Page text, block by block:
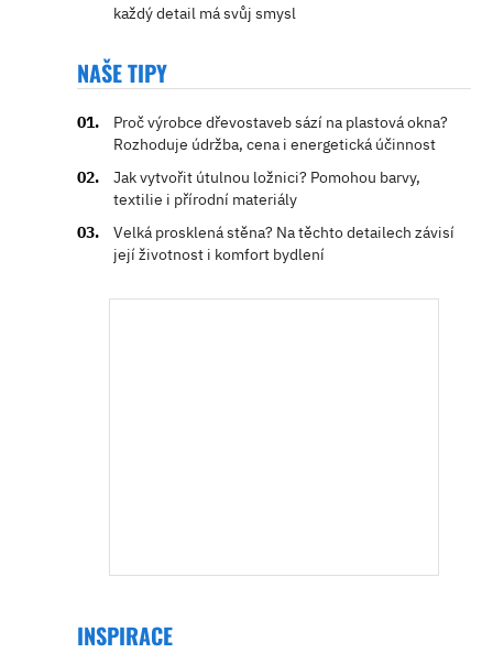
každý detail má svůj smysl
NAŠE TIPY
Proč výrobce dřevostaveb sází na plastová okna?
Rozhoduje údržba, cena i energetická účinnost
Jak vytvořit útulnou ložnici? Pomohou barvy,
textilie i přírodní materiály
Velká prosklená stěna? Na těchto detailech závisí
její životnost i komfort bydlení
INSPIRACE